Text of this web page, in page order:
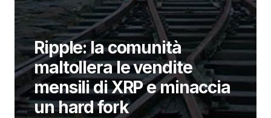
Ripple: la comunità
maltollera le vendite
mensili di XRP e minaccia
un hard fork